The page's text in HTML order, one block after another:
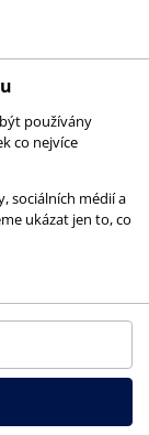
the
apply.
používány
co nejvíce
sociálních médií a
ukázat jen to, co